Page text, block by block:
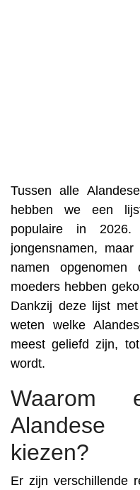
Tussen alle
hebben we een
populaire in
jongensnamen,
namen
moeders hebben
Dankzij deze lijst
weten welke
meest geliefd zijn,
wordt.
Alandese
kiezen?
Er zijn verschillende